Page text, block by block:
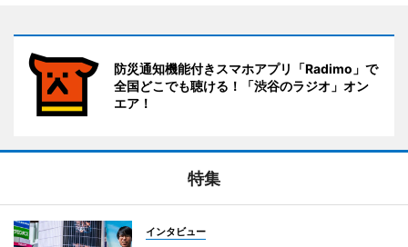
防災通知機能付きスマホアプリ「Radimo」で
全国どこでも聴ける！「渋谷のラジオ」オン
エア！
特集
インタビュー